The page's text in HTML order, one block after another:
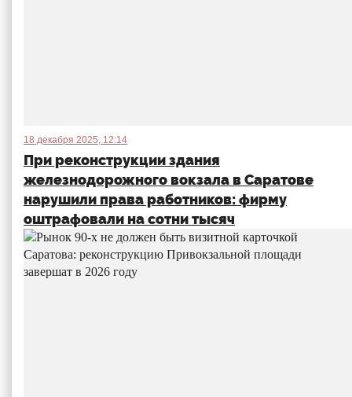
18 декабря 2025, 12:14
При реконструкции здания
железнодорожного вокзала в Саратове
нарушили права работников: фирму
оштрафовали на сотни тысяч